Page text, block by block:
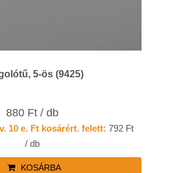
5-ös (9425)
880 Ft / db
10 e. Ft kosárért. felett: 792 Ft
/ db
KOSÁRBA